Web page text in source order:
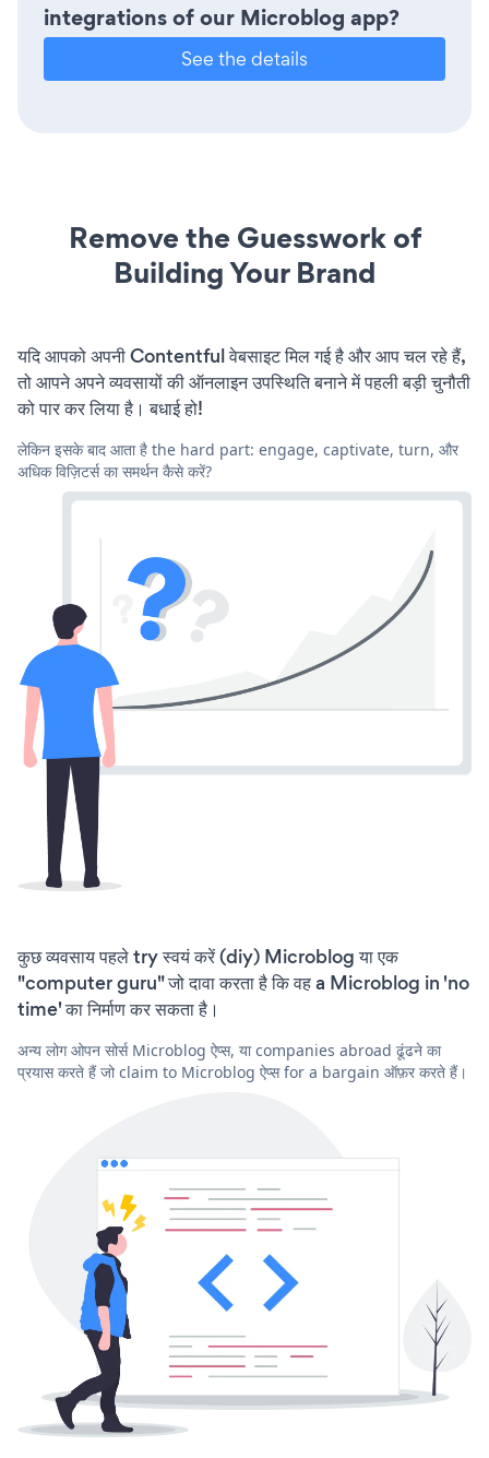
integrations of our Microblog app?
See the details
Remove the Guesswork of
Building Your Brand
यदि आपको अपनी Contentful वेबसाइट मिल गई है और आप चल रहे हैं,
तो आपने अपने व्यवसायों की ऑनलाइन उपस्थिति बनाने में पहली बड़ी चुनौती
को पार कर लिया है। बधाई हो!
लेकिन इसके बाद आता है the hard part: engage, captivate, turn, और
अधिक विज़िटर्स का समर्थन कैसे करें?
कुछ व्यवसाय पहले try स्वयं करें (diy) Microblog या एक
"computer guru" जो दावा करता है कि वह a Microblog in 'no
time' का निर्माण कर सकता है।
अन्य लोग ओपन सोर्स Microblog ऐप्स, या companies abroad ढूंढने का
प्रयास करते हैं जो claim to Microblog ऐप्स for a bargain ऑफ़र करते हैं।